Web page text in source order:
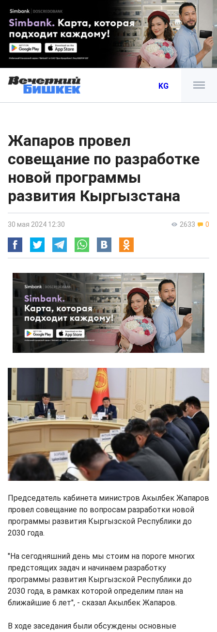
KG
Жапаров провел
совещание по разработке
новой программы
развития Кыргызстана
2633 0
30 мая 2024 12:30
Председатель кабинета министров Акылбек Жапаров
провел совещание по вопросам разработки новой
программы развития Кыргызской Республики до
2030 года.
"На сегодняшний день мы стоим на пороге многих
предстоящих задач и начинаем разработку
программы развития Кыргызской Республики до
2030 года, в рамках которой определим план на
ближайшие 6 лет", - сказал Акылбек Жапаров.
В ходе заседания были обсуждены основные